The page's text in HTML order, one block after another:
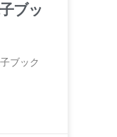
ブッ
ブック